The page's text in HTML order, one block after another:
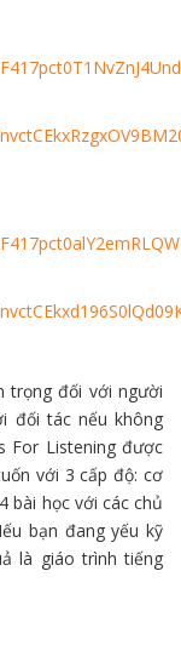
trọng đối với người
đối tác nếu không
For Listening được
với 3 cấp độ: cơ
bài học với các chủ
bạn đang yếu kỹ
là giáo trình tiếng